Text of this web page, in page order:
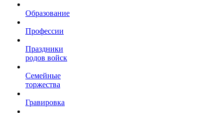
Образование
Профессии
Праздники
родов войск
Семейные
торжества
Гравировка